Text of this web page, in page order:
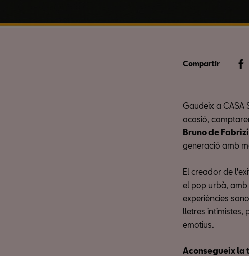
Compartir
Gaudeix a CASA
ocasió,
Bruno de
generació amb
El creador de
el pop urbà,
experiències
lletres intimistes,
emotius.
Aconsegueix la